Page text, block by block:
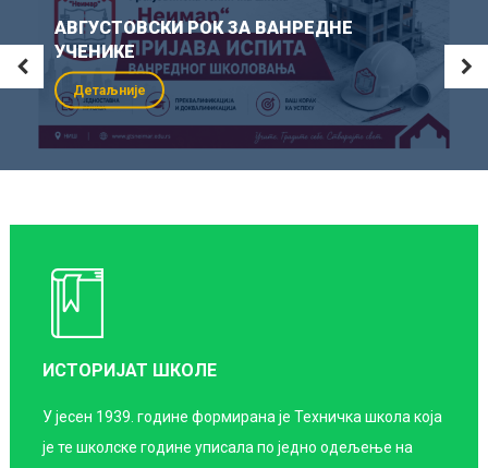
АВГУСТОВСКИ РОК ЗА ВАНРЕДНЕ
УЧЕНИКЕ
Детаљније
ИСТОРИЈАТ ШКОЛЕ
У јесен 1939. године формирана је Техничка школа која
је те школске године уписала по једно одељење на